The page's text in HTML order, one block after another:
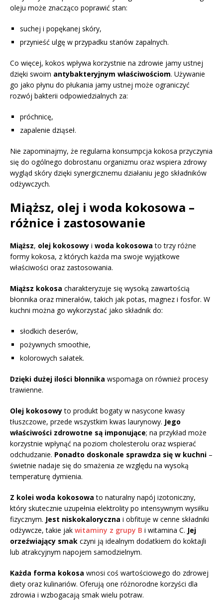
oleju może znacząco poprawić stan:
suchej i popękanej skóry,
przynieść ulgę w przypadku stanów zapalnych.
Co więcej, kokos wpływa korzystnie na zdrowie jamy ustnej
dzięki swoim antybakteryjnym właściwościom. Używanie
go jako płynu do płukania jamy ustnej może ograniczyć
rozwój bakterii odpowiedzialnych za:
próchnicę,
zapalenie dziąseł.
Nie zapominajmy, że regularna konsumpcja kokosa przyczynia
się do ogólnego dobrostanu organizmu oraz wspiera zdrowy
wygląd skóry dzięki synergicznemu działaniu jego składników
odżywczych.
Miąższ, olej i woda kokosowa –
różnice i zastosowanie
Miąższ, olej kokosowy i woda kokosowa to trzy różne
formy kokosa, z których każda ma swoje wyjątkowe
właściwości oraz zastosowania.
Miąższ kokosa charakteryzuje się wysoką zawartością
błonnika oraz minerałów, takich jak potas, magnez i fosfor. W
kuchni można go wykorzystać jako składnik do:
słodkich deserów,
pożywnych smoothie,
kolorowych sałatek.
Dzięki dużej ilości błonnika wspomaga on również procesy
trawienne.
Olej kokosowyto produkt bogaty w nasycone kwasy
tłuszczowe, przede wszystkim kwas laurynowy. Jego
właściwości zdrowotne są imponujące; na przykład może
korzystnie wpłynąć na poziom cholesterolu oraz wspierać
odchudzanie. Ponadto doskonale sprawdza się w kuchni –
świetnie nadaje się do smażenia ze względu na wysoką
temperaturę dymienia.
Z kolei woda kokosowa to naturalny napój izotoniczny,
który skutecznie uzupełnia elektrolity po intensywnym wysiłku
fizycznym. Jest niskokaloryczna i obfituje w cenne składniki
odżywcze, takie jak witaminy z grupy B i witamina C. Jej
orzeźwiający smak czyni ją idealnym dodatkiem do koktajli
lub atrakcyjnym napojem samodzielnym.
Każda forma kokosa wnosi coś wartościowego do zdrowej
diety oraz kulinariów. Oferują one różnorodne korzyści dla
zdrowia i wzbogacają smak wielu potraw.